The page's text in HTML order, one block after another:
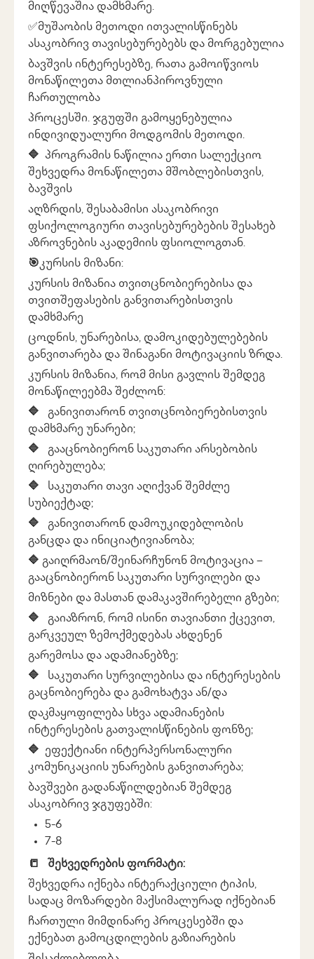
მიღწევაშია დამხმარე.
✅მუშაობის მეთოდი ითვალისწინებს
ასაკობრივ თავისებურებებს და მორგებულია
ბავშვის ინტერესებზე, რათა გამოიწვიოს
მონაწილეთა მთლიანპიროვნული
ჩართულობა
პროცესში. ჯგუფში გამოყენებულია
ინდივიდუალური მოდგომის მეთოდი.
🔷 პროგრამის ნაწილია ერთი სალექციო
შეხვედრა მონაწილეთა მშობლებისთვის,
ბავშვის
აღზრდის, შესაბამისი ასაკობრივი
ფსიქოლოგიური თავისებურებების შესახებ
აზროვნების აკადემიის ფსიოლოგთან.
🎯კურსის მიზანი:
კურსის მიზანია თვითცნობიერებისა და
თვითშეფასების განვითარებისთვის
დამხმარე
ცოდნის, უნარებისა, დამოკიდებულებების
განვითარება და შინაგანი მოტივაციის ზრდა.
კურსის მიზანია, რომ მისი გავლის შემდეგ
მონაწილეებმა შეძლონ:
🔷 განივითარონ თვითცნობიერებისთვის
დამხმარე უნარები;
🔷 გააცნობიერონ საკუთარი არსებობის
ღირებულება;
🔷 საკუთარი თავი აღიქვან შემძლე
სუბიექტად;
🔷 განივითარონ დამოუკიდებლობის
განცდა და ინიციატივიანობა;
🔷 გაიღრმაონ/შეინარჩუნონ მოტივაცია –
გააცნობიერონ საკუთარი სურვილები და
მიზნები და მასთან დამაკავშირებელი გზები;
🔷 გაიაზრონ, რომ ისინი თავიანთი ქცევით,
გარკვეულ ზემოქმედებას ახდენენ
გარემოსა და ადამიანებზე;
🔷 საკუთარი სურვილებისა და ინტერესების
გაცნობიერება და გამოხატვა ან/და
დაკმაყოფილება სხვა ადამიანების
ინტერესების გათვალისწინების ფონზე;
🔷 ეფექტიანი ინტერპერსონალური
კომუნიკაციის უნარების განვითარება;
ბავშვები გადანაწილდებიან შემდეგ
ასაკობრივ ჯგუფებში:
5-6
7-8
📒
შეხვედრების ფორმატი:
შეხვედრა იქნება ინტერაქციული ტიპის,
სადაც მოზარდები მაქსიმალურად იქნებიან
ჩართული მიმდინარე პროცესებში და
ექნებათ გამოცდილების გაზიარების